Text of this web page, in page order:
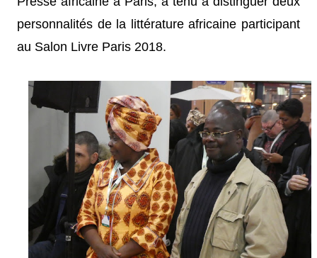
personnalités de la littérature africaine participant
au Salon Livre Paris 2018.